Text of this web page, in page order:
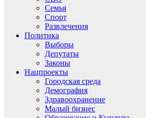
Семья
Спорт
Развлечения
Политика
Выборы
Депутаты
Законы
Нацпроекты
Городская среда
Демография
Здравоохранение
Малый бизнес